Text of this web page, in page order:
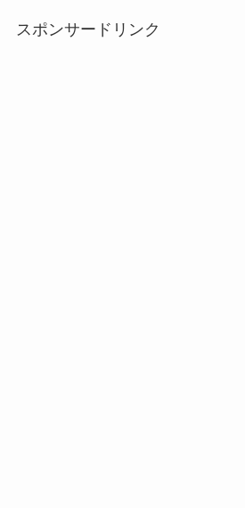
スポンサードリンク